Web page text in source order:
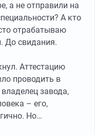
а не отправили на
А кто
отрабатываю
До свидания.
Аттестацию
проводить в
завода,
– его,
Но…